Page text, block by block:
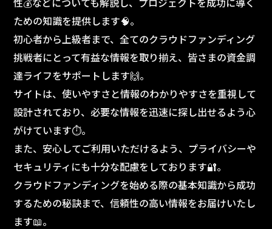
ための知識を提供します🧠。
初心者から上級者まで、全てのクラウドファンディング
挑戦者にとって有益な情報を取り揃え、皆さまの資金調
達ライフをサポートします🙌。
サイトは、使いやすさと情報のわかりやすさを重視して
設計されており、必要な情報を迅速に探し出せるよう心
がけています⏱️。
また、安心してご利用いただけるよう、プライバシーや
セキュリティにも十分な配慮をしております🔐。
クラウドファンディングを始める際の基本知識から成功
するための秘訣まで、信頼性の高い情報をお届けいたし
ます📖。